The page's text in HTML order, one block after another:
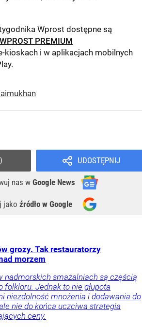
Wprost dostępne są
WPROST PREMIUM
kioskach i w aplikacjach mobilnych
.
UDOSTĘPNIJ
nas w Google News
jako źródło w Google
grozy. Tak restauratorzy
morzem
nadmorskich smażalniach są częścią
folkloru. Jednak to nie głupota
niezdolność mnożenia i dodawania do
nie do końca uczciwa strategia
ceny.